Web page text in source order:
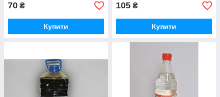
70 ₴
Купити
105 ₴
Купити